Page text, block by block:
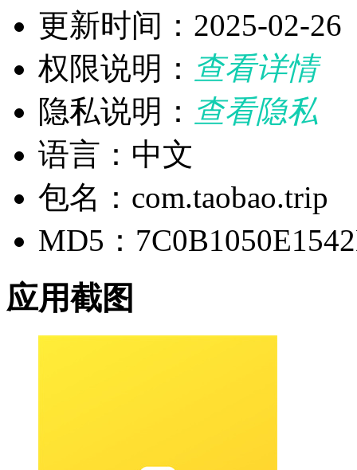
更新时间：2025-02-26
权限说明： 查看详情
隐私说明： 查看隐私
语言：中文
包名：com.taobao.trip
MD5：
应用截图